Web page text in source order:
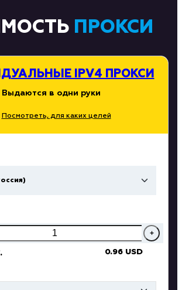
ПРОКСИ
IPV4 ПРОКСИ
Выдаются в одни руки
Посмотреть, для каких целей
+
0.96 USD